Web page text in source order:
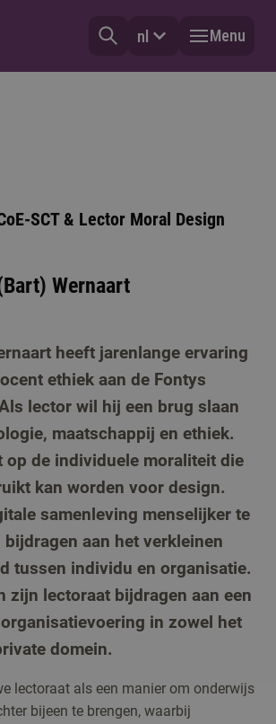
nl Menu
SCT & Lector Moral Design
Wernaart
heeft jarenlange ervaring
ethiek aan de Fontys
lector wil hij een brug slaan
maatschappij en ethiek.
op de individuele moraliteit die
kan worden voor design.
samenleving menselijker te
aan het verkleinen
tussen individu en organisatie.
zijn lectoraat bijdragen aan een
in zowel het
domein.
lectoraat als een manier om onderwijs
bijeen te brengen, waarbij